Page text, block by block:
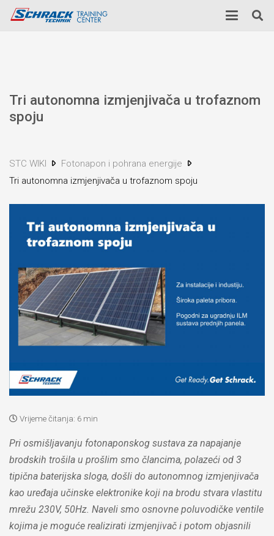
Tri autonomna izmjenjivača u trofaznom
spoju
STC WIKI
Fotonapon i pohrana energije
Tri autonomna izmjenjivača u trofaznom spoju
Vrijeme čitanja: 6 min
Pri osmišljavanju fotonaponskog sustava za napajanje
brodskih trošila u prošlim smo člancima, polazeći od 3
tipična baterijska sloga, došli do autonomnog izmjenjivača
kao uređaja učinske elektronike koji na brodu stvara vlastitu
mrežu 230V, 50Hz. Naveli smo osnovne poluvodičke ventile
kojima je moguće realizirati izmjenjivač i potom objasnili